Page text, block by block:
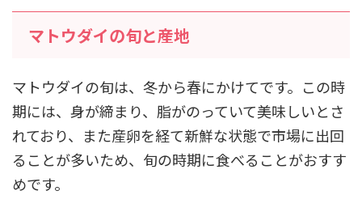
マトウダイの旬と産地
マトウダイの旬は、冬から春にかけてです。この時
期には、身が締まり、脂がのっていて美味しいとさ
れており、また産卵を経て新鮮な状態で市場に出回
ることが多いため、旬の時期に食べることがおすす
めです。